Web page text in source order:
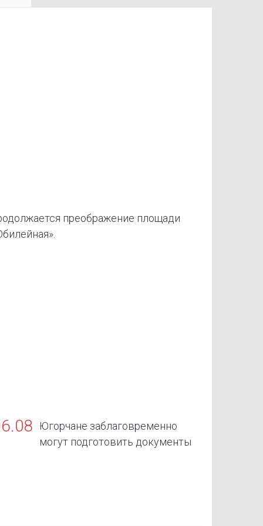
преображение площади
Югорчане заблаговременно
могут подготовить документы